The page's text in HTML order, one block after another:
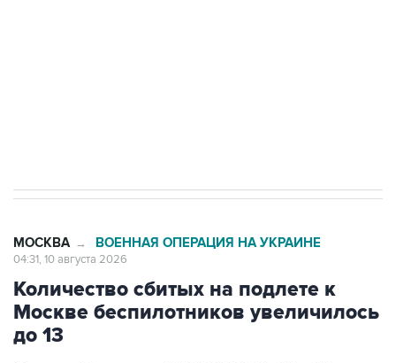
МОСКВА → ВОЕННАЯ ОПЕРАЦИЯ НА УКРАИНЕ
04:31, 10 августа 2026
Количество сбитых на подлете к
Москве беспилотников увеличилось
до 13